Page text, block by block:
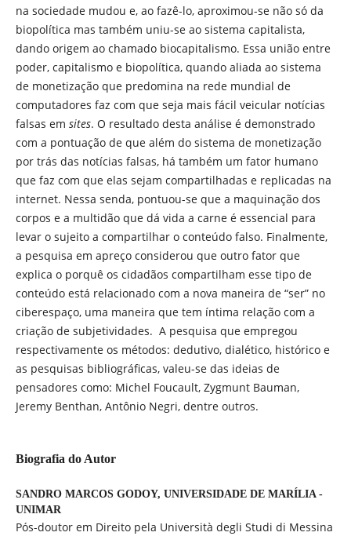
na sociedade mudou e, ao fazê-lo, aproximou-se não só da
biopolítica mas também uniu-se ao sistema capitalista,
dando origem ao chamado biocapitalismo. Essa união entre
poder, capitalismo e biopolítica, quando aliada ao sistema
de monetização que predomina na rede mundial de
computadores faz com que seja mais fácil veicular notícias
falsas em sites. O resultado desta análise é demonstrado
com a pontuação de que além do sistema de monetização
por trás das notícias falsas, há também um fator humano
que faz com que elas sejam compartilhadas e replicadas na
internet. Nessa senda, pontuou-se que a maquinação dos
corpos e a multidão que dá vida a carne é essencial para
levar o sujeito a compartilhar o conteúdo falso. Finalmente,
a pesquisa em apreço considerou que outro fator que
explica o porquê os cidadãos compartilham esse tipo de
conteúdo está relacionado com a nova maneira de “ser” no
ciberespaço, uma maneira que tem íntima relação com a
criação de subjetividades. A pesquisa que empregou
respectivamente os métodos: dedutivo, dialético, histórico e
as pesquisas bibliográficas, valeu-se das ideias de
pensadores como: Michel Foucault, Zygmunt Bauman,
Jeremy Benthan, Antônio Negri, dentre outros.
Biografia do Autor
SANDRO MARCOS GODOY, UNIVERSIDADE DE MARÍLIA -
UNIMAR
Pós-doutor em Direito pela Università degli Studi di Messina